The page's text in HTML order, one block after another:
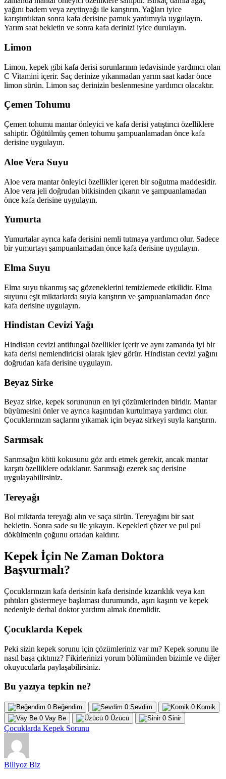
yağını badem veya zeytinyağı ile karıştırın. Yağları iyice
karıştırdıktan sonra kafa derisine pamuk yardımıyla uygulayın.
Yarım saat bekletin ve sonra kafa derinizi iyice durulayın.
Limon
Limon, kepek gibi kafa derisi sorunlarının tedavisinde yardımcı olan
C Vitamini içerir. Saç derinize yıkanmadan yarım saat kadar önce
limon sürün. Limon saç derinizin beslenmesine yardımcı olacaktır.
Çemen Tohumu
Çemen tohumu mantar önleyici ve kafa derisi yatıştırıcı özelliklere
sahiptir. Öğütülmüş çemen tohumu şampuanlamadan önce kafa
derisine uygulayın.
Aloe Vera Suyu
Aloe vera mantar önleyici özellikler içeren bir soğutma maddesidir.
Aloe vera jeli doğrudan bitkisinden çıkarın ve şampuanlamadan
önce kafa derisine uygulayın.
Yumurta
Yumurtalar ayrıca kafa derisini nemli tutmaya yardımcı olur. Sadece
bir yumurtayı şampuanlamadan önce kafa derisine uygulayın.
Elma Suyu
Elma suyu tıkanmış saç gözeneklerini temizlemede etkilidir. Elma
suyunu eşit miktarlarda suyla karıştırın ve şampuanlamadan önce
kafa derisine uygulayın.
Hindistan Cevizi Yağı
Hindistan cevizi antifungal özellikler içerir ve aynı zamanda iyi bir
kafa derisi nemlendiricisi olarak işlev görür. Hindistan cevizi yağını
doğrudan kafa derisine uygulayın.
Beyaz Sirke
Beyaz sirke, kepek sorununun en iyi çözümlerinden biridir. Mantar
büyümesini önler ve ayrıca kaşıntıdan kurtulmaya yardımcı olur.
Çocuklarınızın saçlarını yıkamak için beyaz sirkeyi suyla karıştırın.
Sarımsak
Sarımsağın kötü kokusunu göz ardı etmek gerekir, ancak mantar
karşıtı özelliklere odaklanır. Sarımsağı ezerek saç derisine
uygulayabilirsiniz.
Tereyağı
Bol miktarda tereyağı alın ve saça sürün. Tereyağını bir saat
bekletin. Sonra sade su ile yıkayın. Kepekleri çözer ve pul pul
dökülmenin çoğunu ortadan kaldırır.
Kepek İçin Ne Zaman Doktora
Başvurmalı?
Çocuklarınızın kafa derisinin kafa derisinde kızarıklık veya kan
pıhtıları göstermeye başlaması durumunda, aşırı kaşıntı ve kepek
nedeniyle derhal doktor yardımı almak önemlidir.
Çocuklarda Kepek
Peki sizin kepek sorunu için çözümleriniz var mı? Kepek sorunu ile
nasıl başa çıktınız? Fikirlerinizi yorum bölümünden bizimle ve diğer
okuyucularla paylaşabilirsiniz.
Bu yazıya tepkin ne?
0 Beğendim 0 Sevdim 0 Komik
0 Vay Be 0 Üzücü 0 Sinir
Çocuklarda Kepek Sorunu
Biliyoz Biz